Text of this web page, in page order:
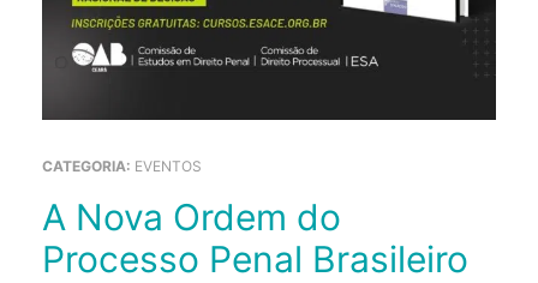
CATEGORIA: EVENTOS
A Nova Ordem do
Processo Penal Brasileiro